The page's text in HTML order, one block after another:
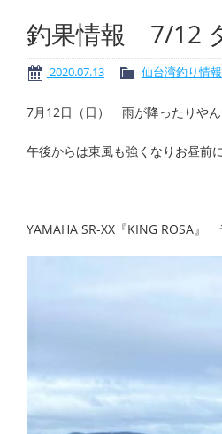
釣果情報 7/12
2020.07.13 仙台湾釣り情報
7月12日（日） 雨が降ったりやん
午後からは東風も強くなりお昼前
YAMAHA SR-XX『KING ROSA』